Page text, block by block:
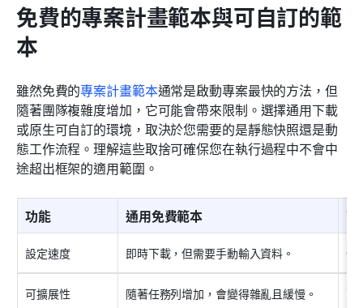
免費的專案計畫範本與可自訂的範
本
雖然免費的專案計畫範本通常是啟動專案最快的方法，但
隨著團隊複雜度增加，它可能會帶來限制。選擇通用下載
或原生可自訂的環境，取決於您需要的是靜態快照還是動
態工作流程。理解這些取捨可確保您在執行過程中不會中
途超出框架的適用範圍。
功能 通用免費範本 可
設定速度 即時下載，但需要手動輸入資料。 快
可擴展性 隨著任務列增加，會變得雜亂且緩慢。 可